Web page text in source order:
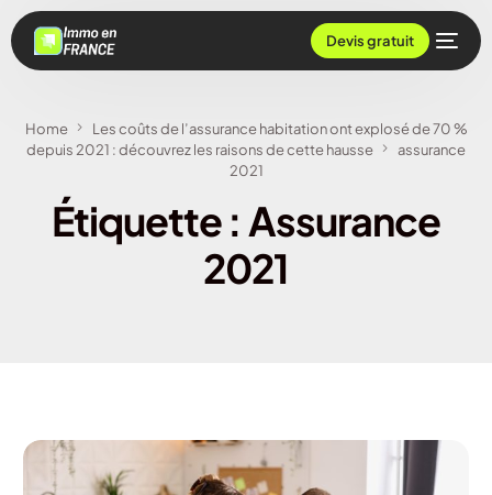
Devis gratuit
Home
Les coûts de l’assurance habitation ont explosé de 70 %
depuis 2021 : découvrez les raisons de cette hausse
assurance
2021
Étiquette : Assurance
2021